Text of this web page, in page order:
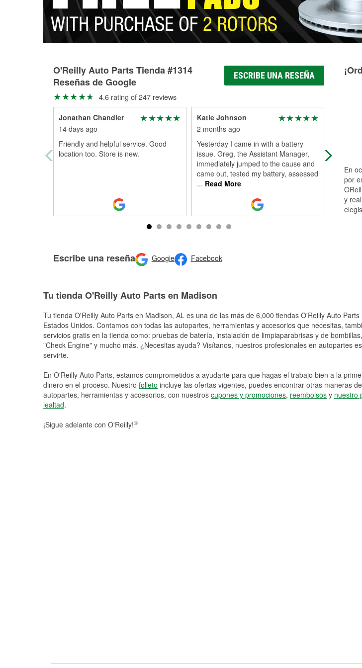
O'Reilly Auto Parts Tienda #1314
Reseñas de Google
ESCRIBE UNA RESEÑA
4.6 rating of 247 reviews
Jonathan Chandler
14 days ago
Friendly and helpful service. Good
location too. Store is new.
Katie Johnson
2 months ago
Yesterday I came in with a battery
issue. Greg, the Assistant Manager,
immediately jumped to the cause and
came out, tested my battery, assessed
... Read More
Quick
Escribe una reseña Google Facebook
En
por
y
Tu tienda O'Reilly Auto Parts en Madison
Tu tienda O'Reilly Auto Parts en Madison, AL es una de las más de 6,000 tiendas O'Reilly Auto
Estados Unidos. Contamos con todas las autopartes, herramientas y accesorios que necesitas,
servicios gratis en la tienda como: pruebas de batería, instalación de limpiaparabrisas y de
"Check Engine" y mucho más. ¿Necesitas ayuda? Visítanos, nuestros profesionales en autopartes
servirte.
En O'Reilly Auto Parts, estamos comprometidos a ayudarte para que hagas el trabajo bien a la
dinero en el proceso. Nuestro folleto incluye las ofertas vigentes, puedes encontrar otras maneras
autopartes, herramientas y accesorios, con nuestros cupones y promociones, reembolsos y nuestro
lealtad.
¡Sigue adelante con O'Reilly!®